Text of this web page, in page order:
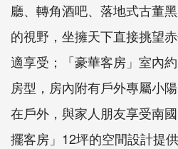
廳、轉角酒吧、落地式古董
的視野，坐擁天下直接挑望
適享受；「豪華客房」室內
房型，房內附有戶外專屬小
在戶外，與家人朋友享受南
擺客房」12坪的空間設計提